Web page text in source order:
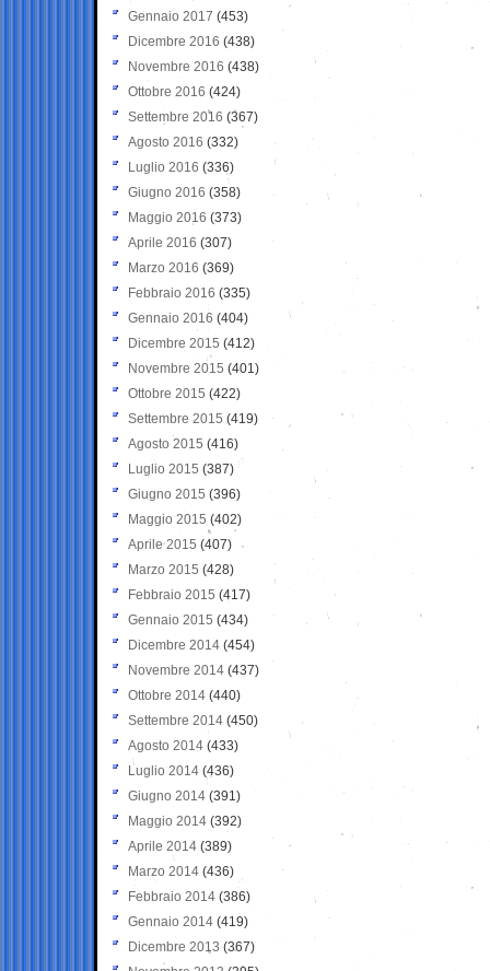
Gennaio 2017 (453)
Dicembre 2016 (438)
Novembre 2016 (438)
Ottobre 2016 (424)
Settembre 2016 (367)
Agosto 2016 (332)
Luglio 2016 (336)
Giugno 2016 (358)
Maggio 2016 (373)
Aprile 2016 (307)
Marzo 2016 (369)
Febbraio 2016 (335)
Gennaio 2016 (404)
Dicembre 2015 (412)
Novembre 2015 (401)
Ottobre 2015 (422)
Settembre 2015 (419)
Agosto 2015 (416)
Luglio 2015 (387)
Giugno 2015 (396)
Maggio 2015 (402)
Aprile 2015 (407)
Marzo 2015 (428)
Febbraio 2015 (417)
Gennaio 2015 (434)
Dicembre 2014 (454)
Novembre 2014 (437)
Ottobre 2014 (440)
Settembre 2014 (450)
Agosto 2014 (433)
Luglio 2014 (436)
Giugno 2014 (391)
Maggio 2014 (392)
Aprile 2014 (389)
Marzo 2014 (436)
Febbraio 2014 (386)
Gennaio 2014 (419)
Dicembre 2013 (367)